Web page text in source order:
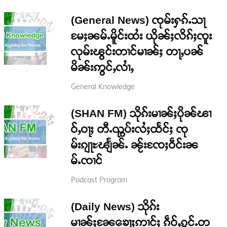
(General News) ၸုမ်းႁၵ်ႉသႃ
မႄႈၼမ်ႉမိူင်းထႆး ယိုၼ်ႈလိၵ်ႈၸူး
လုမ်းၽွင်းတၢင်မၢၼ်ႈ တႃႇပၼ်
မိၼ်းဢွင်ႇလၢႆႇ
General Knowledge
(SHAN FM) သိုၵ်းမၢၼ်ႈပိုၼ်ၽၢ
ဝ်ႇဝႃႈ တီႉၺွပ်းလႆႈထႅင်ႈ ၸု
မ်းၵျႃႊၽျႅၼ်ႉ ၼႂ်းၸႄႈဝဵင်းၼ
မ်ႉၸၢင်
Podcast Program
(Daily News) သိုၵ်း
မၢၼ်ႈၼႄၶေႃႈဢၢင်ႈ ၵဵဝ်ႇၵွင်ႉတ